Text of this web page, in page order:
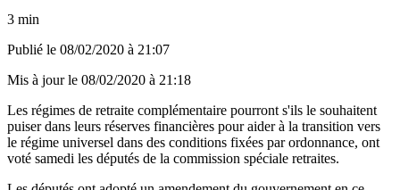
3 min
Publié le 08/02/2020 à 21:07
Mis à jour le 08/02/2020 à 21:18
Les régimes de retraite complémentaire pourront s'ils le souhaitent
puiser dans leurs réserves financières pour aider à la transition vers
le régime universel dans des conditions fixées par ordonnance, ont
voté samedi les députés de la commission spéciale retraites.